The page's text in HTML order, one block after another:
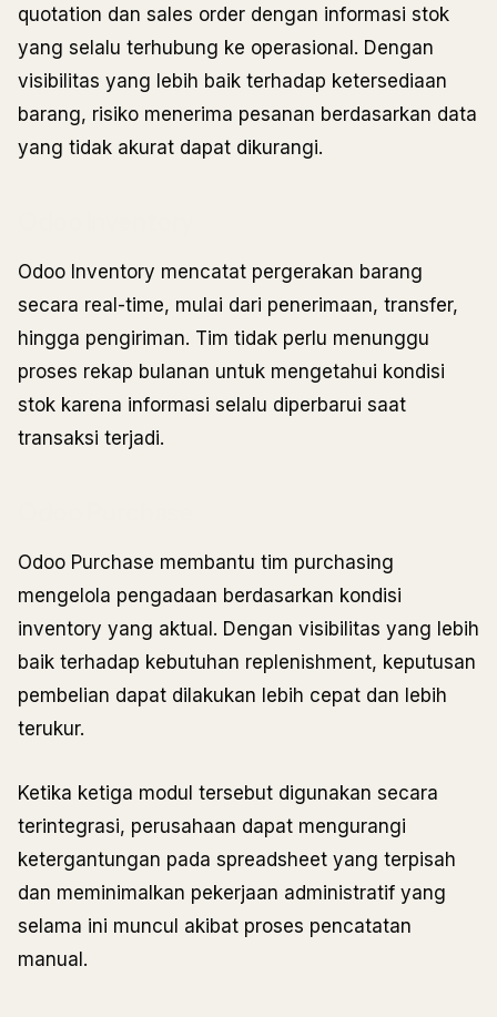
quotation dan sales order dengan informasi stok
yang selalu terhubung ke operasional. Dengan
visibilitas yang lebih baik terhadap ketersediaan
barang, risiko menerima pesanan berdasarkan data
yang tidak akurat dapat dikurangi.
Odoo Inventory mencatat pergerakan barang
secara real-time, mulai dari penerimaan, transfer,
hingga pengiriman. Tim tidak perlu menunggu
proses rekap bulanan untuk mengetahui kondisi
stok karena informasi selalu diperbarui saat
transaksi terjadi.
Odoo Purchase membantu tim purchasing
mengelola pengadaan berdasarkan kondisi
inventory yang aktual. Dengan visibilitas yang lebih
baik terhadap kebutuhan replenishment, keputusan
pembelian dapat dilakukan lebih cepat dan lebih
terukur.
Ketika ketiga modul tersebut digunakan secara
terintegrasi, perusahaan dapat mengurangi
ketergantungan pada spreadsheet yang terpisah
dan meminimalkan pekerjaan administratif yang
selama ini muncul akibat proses pencatatan
manual.